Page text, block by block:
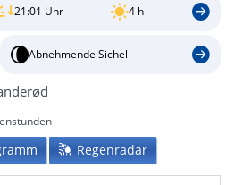
21:01 Uhr 4 h
Abnehmende Sichel
Regenradar